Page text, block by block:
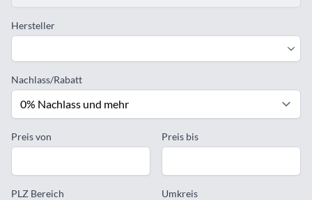
Hersteller
Nachlass/Rabatt
Preis von Preis bis
PLZ Bereich Umkreis